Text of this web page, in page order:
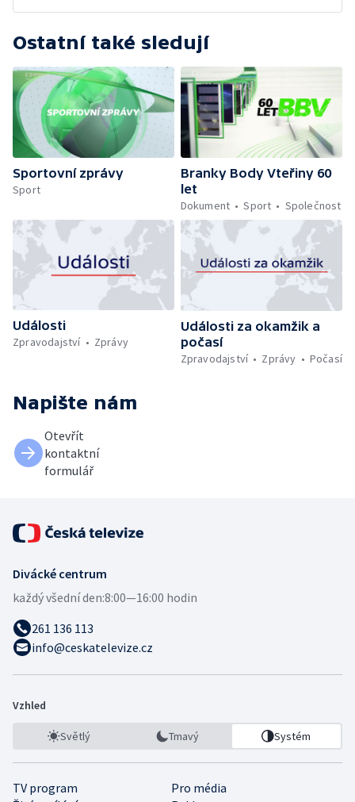
Ostatní také sledují
Sportovní zprávy
Sport
Branky Body Vteřiny 60
let
Dokument
Sport Společnost
Události
Zpravodajství
Zprávy
Události za okamžik a
počasí
Zpravodajství
Zprávy Počasí
Napište nám
Otevřít
kontaktní
formulář
Divácké centrum
každý všední den:8:00—16:00 hodin
261 136 113
info@ceskatelevize.cz
Vzhled
Světlý Tmavý Systém
TV program
Pro média